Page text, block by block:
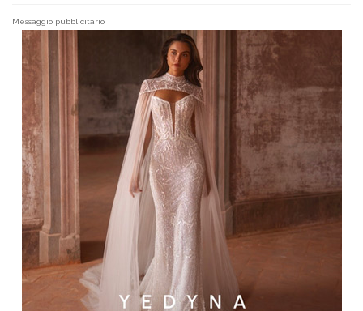
Messaggio pubblicitario